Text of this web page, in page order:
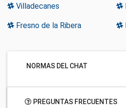
Villadecanes
Fresno de la Ribera
NORMAS DEL CHAT
PREGUNTAS FRECUENTES